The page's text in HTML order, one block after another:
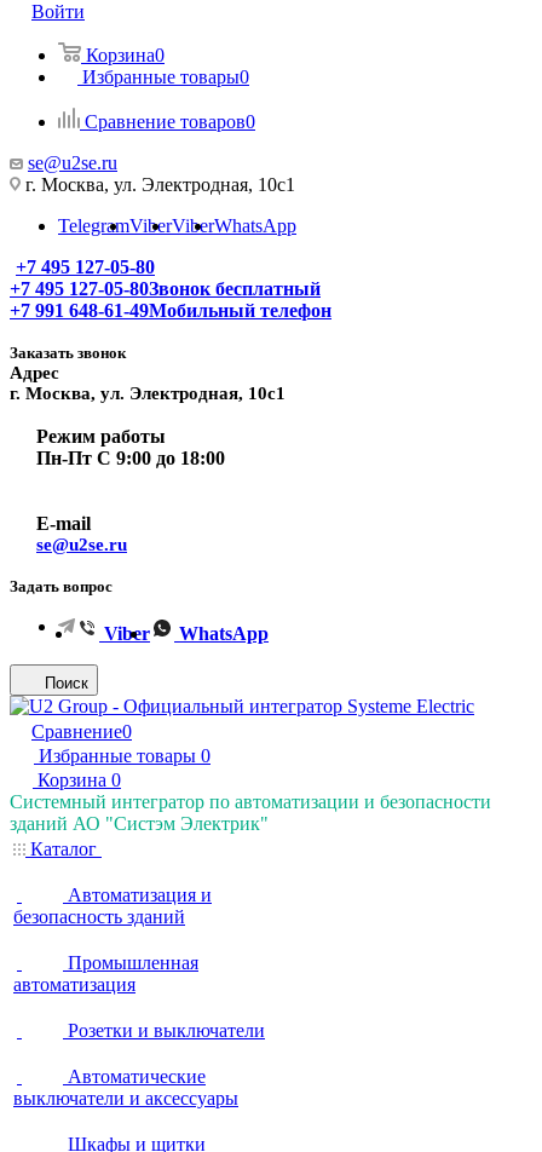
Войти
Корзина0
Избранные товары0
Сравнение товаров0
se@u2se.ru
г. Москва, ул. Электродная, 10с1
TelegramViberViberWhatsApp
+7 495 127-05-80
+7 495 127-05-80Звонок бесплатный
+7 991 648-61-49Мобильный телефон
Заказать звонок
Адрес
г. Москва, ул. Электродная, 10с1
Режим работы
Пн-Пт С 9:00 до 18:00
E-mail
se@u2se.ru
Задать вопрос
Viber WhatsApp
Поиск
Сравнение0
Избранные товары 0
Корзина 0
Системный интегратор по автоматизации и безопасности
зданий АО "Систэм Электрик"
Каталог
Автоматизация и
безопасность зданий
Промышленная
автоматизация
Розетки и выключатели
Автоматические
выключатели и аксессуары
Шкафы и щитки